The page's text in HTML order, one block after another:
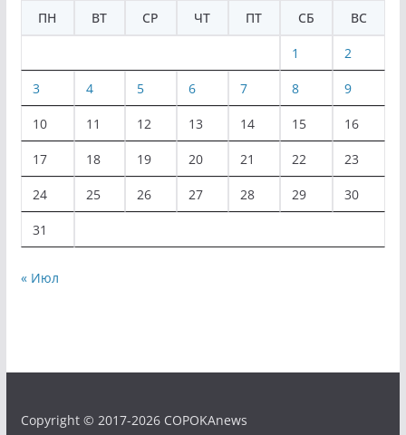
ПН
ВТ СР ЧТ ПТ СБ ВС
1 2
3 4 5 6 7 8 9
10 11 12 13 14 15 16
17 18 19 20 21 22 23
24 25 26 27 28 29 30
31
« Июл
Copyright © 2017-2026 COPOKAnews